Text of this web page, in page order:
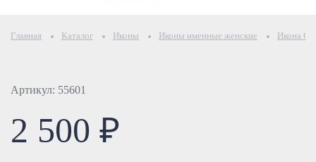
Главная Каталог Иконы Иконы именные женские Икона
Артикул: 55601
2 500 ₽